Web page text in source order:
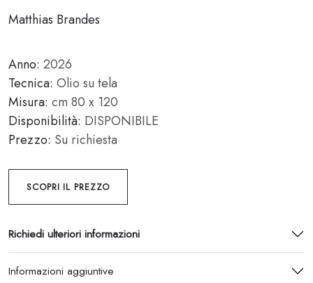
Matthias Brandes
Anno: 2026
Tecnica: Olio su tela
Misura: cm 80 x 120
Disponibilità: DISPONIBILE
Prezzo: Su richiesta
SCOPRI IL PREZZO
Richiedi ulteriori informazioni
Informazioni aggiuntive